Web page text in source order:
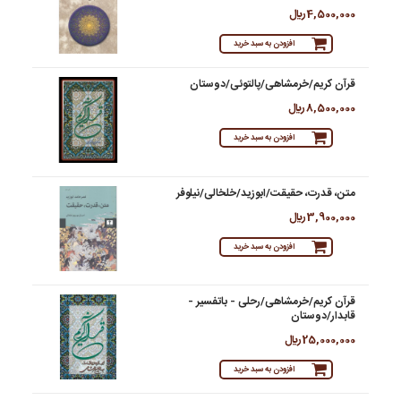
4,500,000 ريال
افزودن به سبد خرید
قرآن کریم/خرمشاهی/پالتوئی/دوستان
8,500,000 ريال
افزودن به سبد خرید
متن، قدرت، حقیقت/ابوزید/خلخالی/نیلوفر
3,900,000 ريال
افزودن به سبد خرید
قرآن کریم/خرمشاهی/رحلی - باتفسیر -
قابدار/دوستان
25,000,000 ريال
افزودن به سبد خرید